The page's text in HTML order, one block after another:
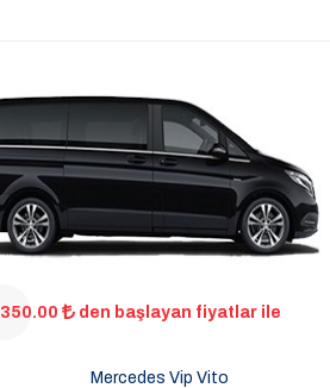
350.00 den başlayan fiyatlar ile
Mercedes Vip Vito